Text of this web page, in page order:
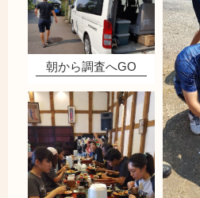
朝から調査へGO